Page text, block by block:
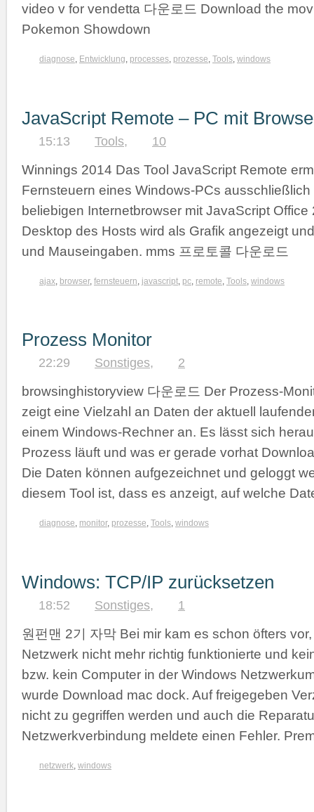
video v for vendetta 다운로드 Download the
Pokemon Showdown
diagnose, Entwicklung, processes, prozesse, Tools, windows
JavaScript Remote – PC mit
15:13 Tools, 10
Winnings 2014 Das Tool JavaScript Remote
Fernsteuern eines Windows-PCs
beliebigen Internetbrowser mit JavaScript
Desktop des Hosts wird als Grafik angezeigt
und Mauseingaben. mms 프로토콜 다운로드
ajax browser, fernsteuern javascript pc remote Tools windows
Prozess Monitor
22:29 Sonstiges, 2
browsinghistoryview 다운로드 Der Prozess-
zeigt eine Vielzahl an Daten der aktuell
einem Windows-Rechner an. Es lässt sich
Prozess läuft und was er gerade vorhat
Die Daten können aufgezeichnet und geloggt
diesem Tool ist, dass es anzeigt, auf welche
diagnose, monitor, prozesse, Tools, windows
Windows: TCP/IP zurücksetzen
18:52 Sonstiges, 1
원펀맨 2기 자막 Bei mir kam es schon öfters
Netzwerk nicht mehr richtig funktionierte und
bzw. kein Computer in der Windows
wurde Download mac dock. Auf freigegeben
nicht zu gegriffen werden und auch die
Netzwerkverbindung meldete einen Fehler.
netzwerk windows